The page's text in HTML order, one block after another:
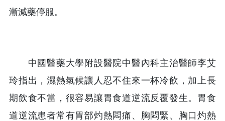
漸減藥停服。
中國醫藥大學附設醫院中醫內科主治醫師李艾
玲指出，濕熱氣候讓人忍不住來一杯冷飲，加上長
期飲食不當，很容易讓胃食道逆流反覆發生。胃食
道逆流患者常有胃部灼熱悶痛、胸悶緊、胸口灼熱